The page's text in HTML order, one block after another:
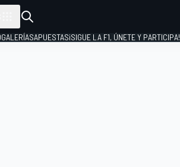
APUESTAS¡SIGUE LA F1, ÚNETE Y PARTICIPA!